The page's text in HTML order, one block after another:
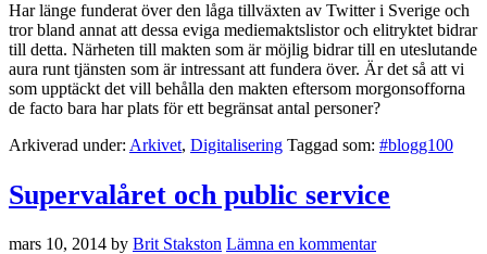
Har länge funderat över den låga tillväxten av Twitter i Sverige och
tror bland annat att dessa eviga mediemaktslistor och elitryktet bidrar
till detta. Närheten till makten som är möjlig bidrar till en uteslutande
aura runt tjänsten som är intressant att fundera över. Är det så att vi
som upptäckt det vill behålla den makten eftersom morgonsofforna
de facto bara har plats för ett begränsat antal personer?
Arkiverad under: Arkivet, Digitalisering Taggad som: #blogg100
Supervalåret och public service
mars 10, 2014 by Brit Stakston Lämna en kommentar